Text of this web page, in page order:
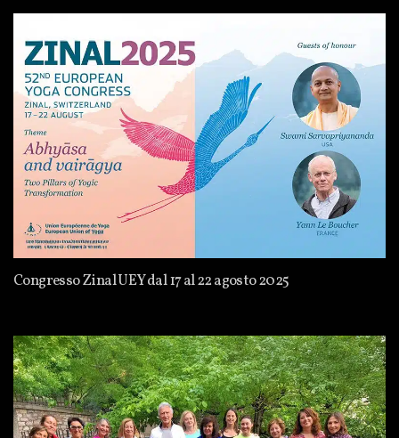
Congresso Zinal UEY dal 17 al 22 agosto 2025